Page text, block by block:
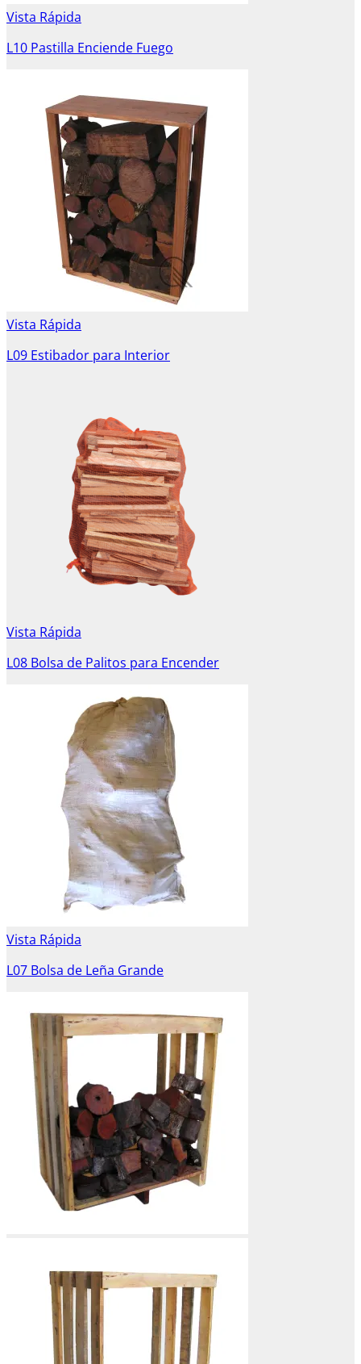
Vista Rápida
L10 Pastilla Enciende Fuego
Vista Rápida
L09 Estibador para Interior
Vista Rápida
L08 Bolsa de Palitos para Encender
Vista Rápida
L07 Bolsa de Leña Grande